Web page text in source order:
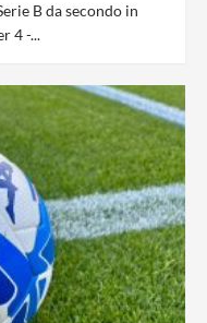
B da secondo in
4 -...